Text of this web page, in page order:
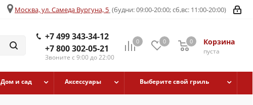
Москва, ул. Самеда Вургуна, 5 (будни: 09:00-20:00; сб,вс: 11:00-20:00)
+7 499 343-34-12
+7 800 302-05-21
Звоните с 9:00 до 22:00
0 0 Корзина
пуста
0
Дом и сад Аксессуары Выберите свой гриль